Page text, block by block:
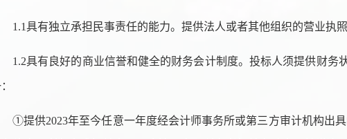
1.1具有独立承担民事责任的能力。提供法人或者其他组织的营业执照
1.2具有良好的商业信誉和健全的财务会计制度。投标人须提供财务
①提供2023年至今任意一年度经会计师事务所或第三方审计机构出